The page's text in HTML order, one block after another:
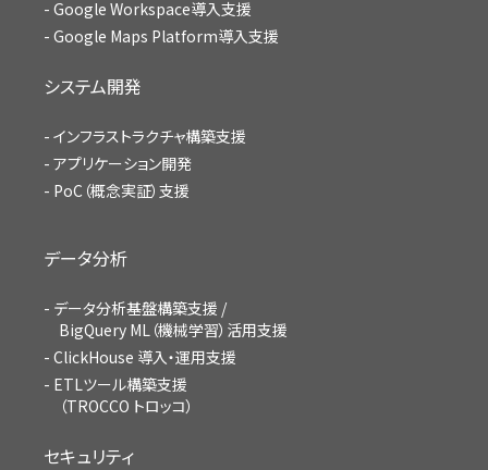
Google Workspace導入支援
Google Maps Platform導入支援
システム開発
インフラストラクチャ構築支援
アプリケーション開発
PoC（概念実証）支援
データ分析
データ分析基盤構築支援 /
BigQuery ML（機械学習）活用支援
ClickHouse 導入・運用支援
ETLツール構築支援
（TROCCO トロッコ）
セキュリティ